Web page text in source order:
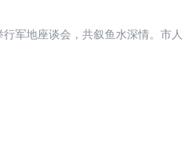
军地座谈会，共叙鱼水深情。市人